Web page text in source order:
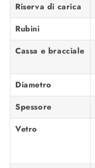
Riserva di carica
Rubini
Cassa e bracciale
Diametro
Spessore
Vetro